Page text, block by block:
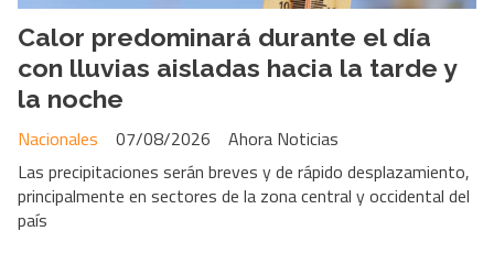
Calor predominará durante el día
con lluvias aisladas hacia la tarde y
la noche
Ahora Noticias
Nacionales
07/08/2026
Las precipitaciones serán breves y de rápido desplazamiento,
principalmente en sectores de la zona central y occidental del
país